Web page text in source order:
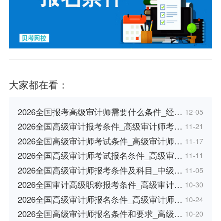
大家都在看：
2026全国报考高级审计师需要什么条件_经… 12-05
2026全国高级审计报考条件_高级审计师考… 11-21
2026全国高级审计师考试条件_高级审计师… 11-17
2026全国高级审计师考试报名条件_高级审… 11-11
2026全国高级审计师报考条件及科目_中级… 11-05
2026全国审计高级职称报考条件_高级审计… 10-30
2026全国高级审计师报名条件_高级审计师… 10-24
2026全国高级审计师报名条件和要求_高级… 10-20